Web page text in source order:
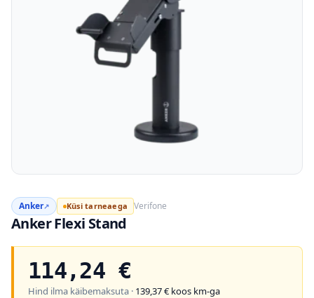
Anker↗ Küsi tarneaega Verifone
Anker Flexi Stand
114,24 €
Hind ilma käibemaksuta · 139,37€ koos km-ga